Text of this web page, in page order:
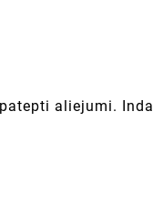
aliejumi.